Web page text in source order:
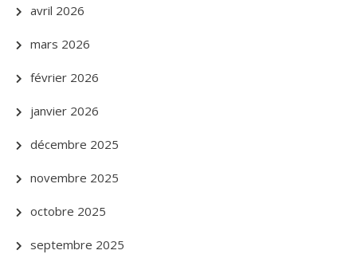
avril 2026
mars 2026
février 2026
janvier 2026
décembre 2025
novembre 2025
octobre 2025
septembre 2025